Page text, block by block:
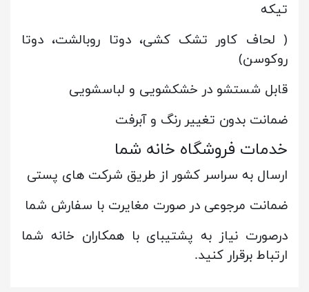
تیکه
( لحاف کاور تشک کشی، دوتا روبالشت، دوتا
روکوسن)
قابل شستشو در خشکشویی و لباسشویی
ضمانت بدون تغییر رنگ و آبرفت
خدمات فروشگاه خانه شما
ارسال به سراسر کشور از طریق شرکت های پستی
ضمانت مرجوعی در صورت مغایرت با سفارش شما
درصورت نیاز به پشتیبای با همکاران خانه شما
ارتباط برقرار کنید.